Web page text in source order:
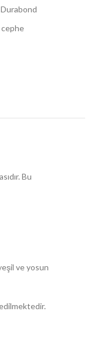
Durabond
cephe
Bu
ve yosun